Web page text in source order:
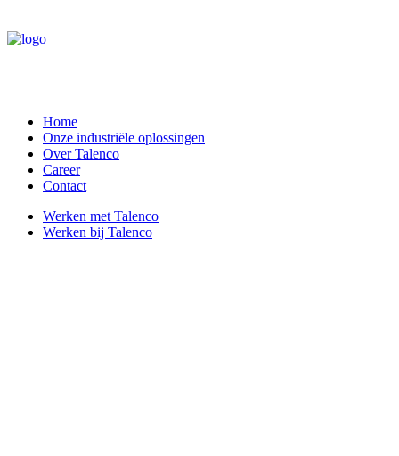
Home
Onze industriële oplossingen
Over Talenco
Career
Contact
Werken met Talenco
Werken bij Talenco